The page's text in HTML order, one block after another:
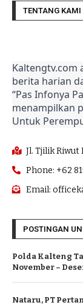
TENTANG KAMI
Kaltengtv.com
berita harian
“Pas Infonya
menampilkan
Untuk
Jl. Tjilik Riwut
Phone: +62
Email:
POSTINGAN
Polda Kalteng
November –
Nataru, PT